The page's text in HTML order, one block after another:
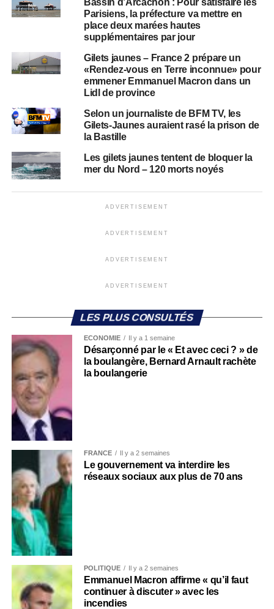
Parisiens, la préfecture va mettre en
place deux marées hautes
supplémentaires par jour
Gilets jaunes – France 2 prépare un
«Rendez-vous en Terre inconnue» pour
emmener Emmanuel Macron dans un
Lidl de province
Selon un journaliste de BFM TV, les
Gilets-Jaunes auraient rasé la prison de
la Bastille
Les gilets jaunes tentent de bloquer la
mer du Nord – 120 morts noyés
ADVERTISEMENT
ADVERTISEMENT
ADVERTISEMENT
ADVERTISEMENT
LES PLUS CONSULTÉS
ECONOMIE Il y a 1 semaine
Désarçonné par le « Et avec ceci ? » de
la boulangère, Bernard Arnault rachète
la boulangerie
FRANCE Il y a 2 semaines
Le gouvernement va interdire les
réseaux sociaux aux plus de 70 ans
POLITIQUE Il y a 2 semaines
Emmanuel Macron affirme « qu’il faut
continuer à discuter » avec les
incendies